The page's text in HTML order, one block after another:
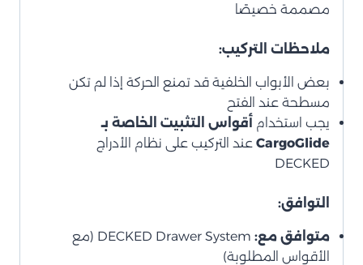
مصممة خصيصًا
ملاحظات التركيب:
بعض الأبواب الخلفية قد تمنع الحركة إذا لم تكن
مسطحة عند الفتح
يجب استخدام أقواس التثبيت الخاصة بـ
CargoGlide عند التركيب على نظام الأدراج
DECKED
التوافق:
متوافق مع:
DECKED Drawer System (مع
الأقواس المطلوبة)